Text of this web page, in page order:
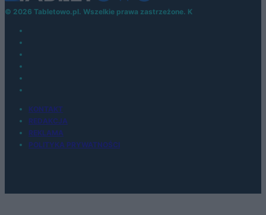
© 2026 Tabletowo.pl. Wszelkie prawa zastrzeżone. K
KONTAKT
REDAKCJA
REKLAMA
POLITYKA PRYWATNOŚCI